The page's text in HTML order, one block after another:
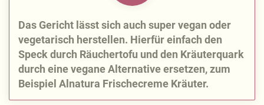
Das Gericht lässt sich auch super vegan oder
vegetarisch herstellen. Hierfür einfach den
Speck durch Räuchertofu und den Kräuterquark
durch eine vegane Alternative ersetzen, zum
Beispiel Alnatura Frischecreme Kräuter.